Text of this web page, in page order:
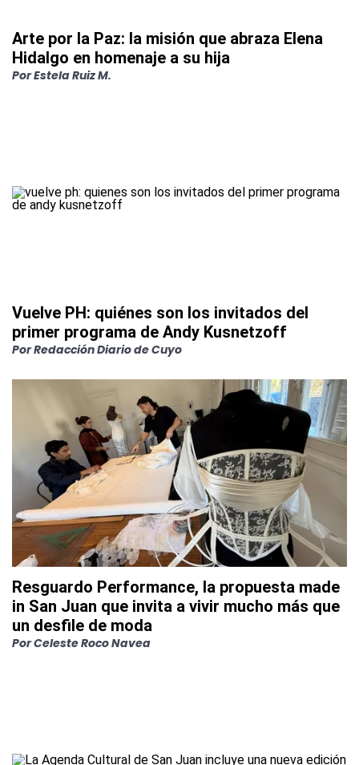
Arte por la Paz: la misión que abraza Elena
Hidalgo en homenaje a su hija
PorEstela Ruiz M.
Vuelve PH: quiénes son los invitados del
primer programa de Andy Kusnetzoff
PorRedacción Diario de Cuyo
Resguardo Performance, la propuesta made
in San Juan que invita a vivir mucho más que
un desfile de moda
PorCeleste Roco Navea